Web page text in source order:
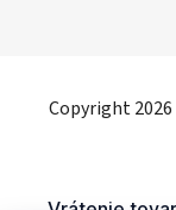
Copyright 2026